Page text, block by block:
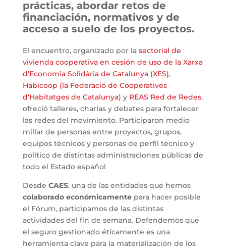
prácticas, abordar retos de
financiación, normativos y de
acceso a suelo de los proyectos.
El encuentro, organizado por la sectorial de
vivienda cooperativa en cesión de uso de la Xarxa
d’Economia Solidària de Catalunya (XES),
Habicoop (la Federació de Cooperatives
d’Habitatges de Catalunya) y REAS Red de Redes,
ofreció talleres, charlas y debates para fortalecer
las redes del movimiento. Participaron medio
millar de personas entre proyectos, grupos,
equipos técnicos y personas de perfil técnico y
político de distintas administraciones públicas de
todo el Estado español
Desde CAES, una de las entidades que hemos
colaborado económicamente para hacer posible
el Fórum, participamos de las distintas
actividades del fin de semana. Defendemos que
el seguro gestionado éticamente es una
herramienta clave para la materialización de los